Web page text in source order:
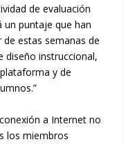
dad de evaluación
un puntaje que han
estas semanas de
diseño instruccional,
y de
a Internet no
los miembros